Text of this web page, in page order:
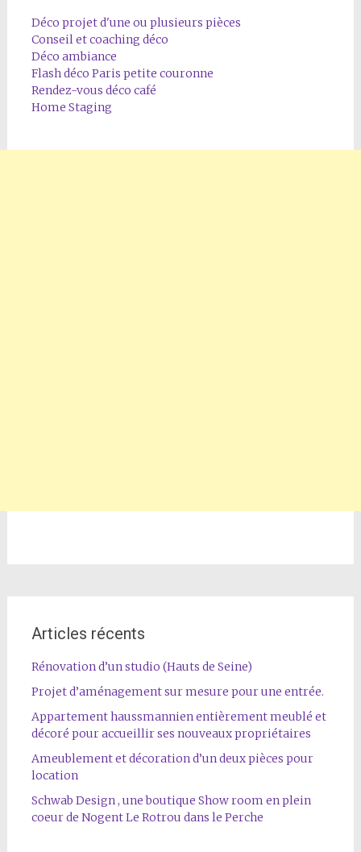
Déco projet d'une ou plusieurs pièces
Conseil et coaching déco
Déco ambiance
Flash déco Paris petite couronne
Rendez-vous déco café
Home Staging
Articles récents
Rénovation d’un studio (Hauts de Seine)
Projet d’aménagement sur mesure pour une entrée.
Appartement haussmannien entièrement meublé et
décoré pour accueillir ses nouveaux propriétaires
Ameublement et décoration d’un deux pièces pour
location
Schwab Design , une boutique Show room en plein
coeur de Nogent Le Rotrou dans le Perche